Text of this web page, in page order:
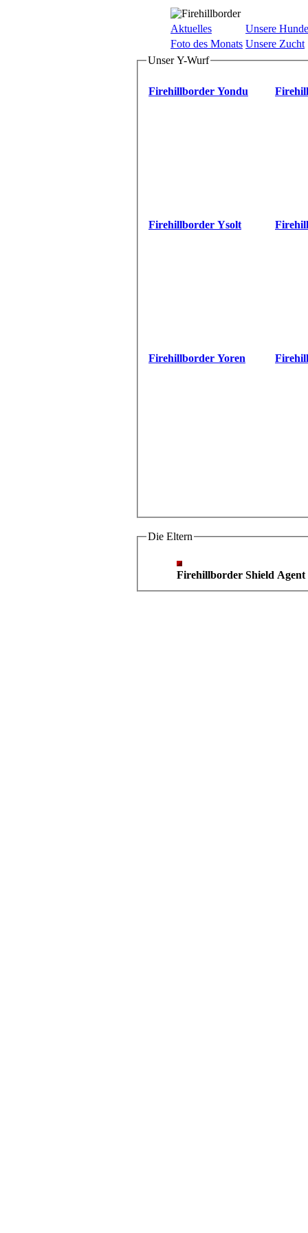
Aktuelles
Unsere Hunde
Foto des Monats Unsere Zucht
Unser Y-Wurf
Firehillborder Yondu
Firehillborder Ysolt
Firehillborder Yoren
Die Eltern
Firehillborder Shield